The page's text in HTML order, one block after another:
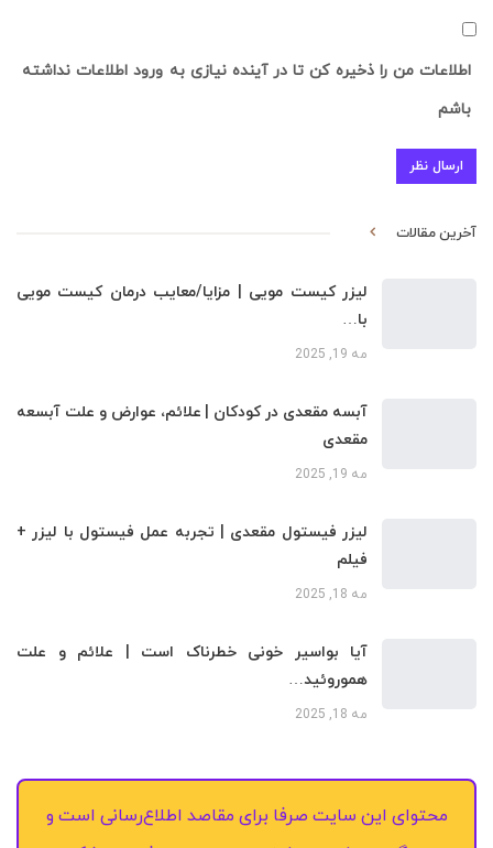
اطلاعات من را ذخیره کن تا در آینده نیازی به ورود اطلاعات نداشته
باشم
آخرین مقالات
لیزر کیست مویی | مزایا/معایب درمان کیست مویی
با…
مه 19, 2025
آبسه مقعدی در کودکان | علائم، عوارض و علت آبسعه
مقعدی
مه 19, 2025
لیزر فیستول مقعدی | تجربه عمل فیستول با لیزر +
فیلم
مه 18, 2025
آیا بواسیر خونی خطرناک است | علائم و علت
هموروئید…
مه 18, 2025
محتوای این سایت صرفا برای مقاصد اطلاع‌رسانی است و